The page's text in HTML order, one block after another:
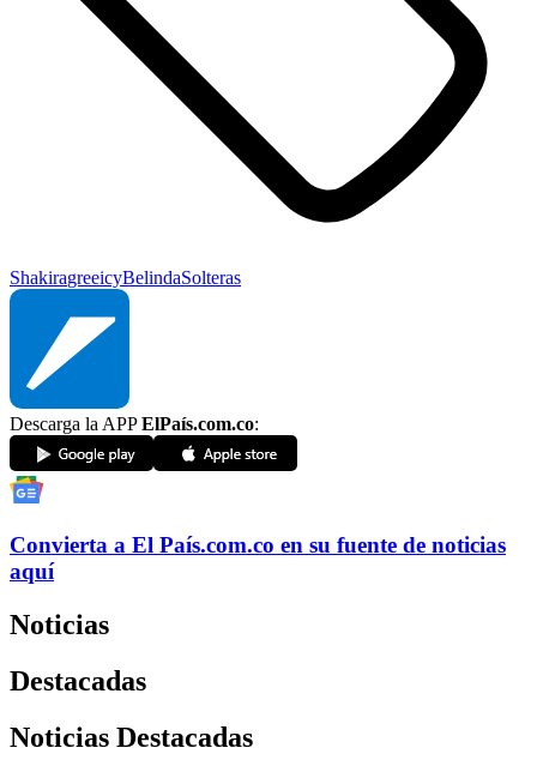
ShakiragreeicyBelindaSolteras
Descarga la APPElPaís.com.co:
Convierta a El País.com.co en su fuente de noticias
aquí
Noticias
Destacadas
Noticias Destacadas